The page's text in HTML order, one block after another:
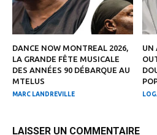
DANCE NOW MONTREAL 2026,
LA GRANDE FÊTE MUSICALE
DES ANNÉES 90 DÉBARQUE AU
MTELUS
MARC LANDREVILLE
UN
LAISSER UN COMMENTAIRE